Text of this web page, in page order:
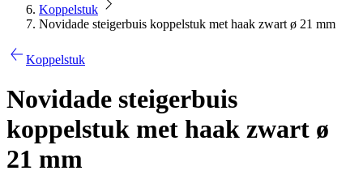
Koppelstuk
Novidade steigerbuis koppelstuk met haak zwart ø 21 mm
Koppelstuk
Novidade steigerbuis
koppelstuk met haak zwart ø
21 mm